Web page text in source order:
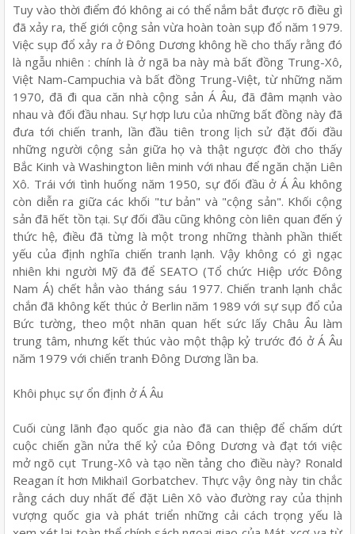
Tuy vào thời điểm đó không ai có thể nắm bắt được rõ điều gì
đã xảy ra, thế giới cộng sản vừa hoàn toàn sụp đổ năm 1979.
Việc sụp đổ xảy ra ở Đông Dương không hề cho thấy rằng đó
là ngẫu nhiên : chính là ở ngã ba này mà bất đồng Trung-Xô,
Việt Nam-Campuchia và bất đồng Trung-Việt, từ những năm
1970, đã đi qua căn nhà cộng sản Á Âu, đã đâm mạnh vào
nhau và đối đầu nhau. Sự hợp lưu của những bất đồng này đã
đưa tới chiến tranh, lần đầu tiên trong lịch sử đặt đối đầu
những người cộng sản giữa họ và thật ngược đời cho thấy
Bắc Kinh và Washington liên minh với nhau để ngăn chặn Liên
Xô. Trái với tình huống năm 1950, sự đối đầu ở Á Âu không
còn diễn ra giữa các khối "tư bản" và "cộng sản". Khối cộng
sản đã hết tồn tại. Sự đối đầu cũng không còn liên quan đến ý
thức hệ, điều đã từng là một trong những thành phần thiết
yếu của định nghĩa chiến tranh lạnh. Vậy không có gì ngạc
nhiên khi người Mỹ đã để SEATO (Tổ chức Hiệp ước Đông
Nam Á) chết hẳn vào tháng sáu 1977. Chiến tranh lạnh chắc
chắn đã không kết thúc ở Berlin năm 1989 với sự sụp đổ của
Bức tường, theo một nhãn quan hết sức lấy Châu Âu làm
trung tâm, nhưng kết thúc vào một thập kỷ trước đó ở Á Âu
năm 1979 với chiến tranh Đông Dương lần ba.
Khôi phục sự ổn định ở Á Âu
Cuối cùng lãnh đạo quốc gia nào đã can thiệp để chấm dứt
cuộc chiến gần nửa thế kỷ của Đông Dương và đạt tới việc
mở ngõ cụt Trung-Xô và tạo nền tảng cho điều này? Ronald
Reagan ít hơn Mikhaïl Gorbatchev. Thực vậy ông này tin chắc
rằng cách duy nhất để đặt Liên Xô vào đường ray của thịnh
vượng quốc gia và phát triển những cải cách trọng yếu là